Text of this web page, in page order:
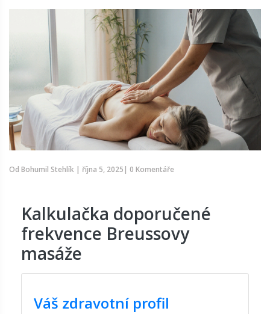
Od Bohumil Stehlík | října 5, 2025| 0 Komentáře
Kalkulačka doporučené
frekvence Breussovy
masáže
Váš zdravotní profil